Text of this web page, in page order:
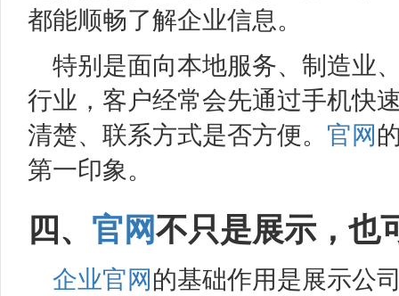
都能顺畅了解企业信息。
特别是面向本地服务、制造业
行业，客户经常会先通过手机快
清楚、联系方式是否方便。 官网
第一印象。
四、 官网不只是展示，也
企业官网 的基础作用是展示公